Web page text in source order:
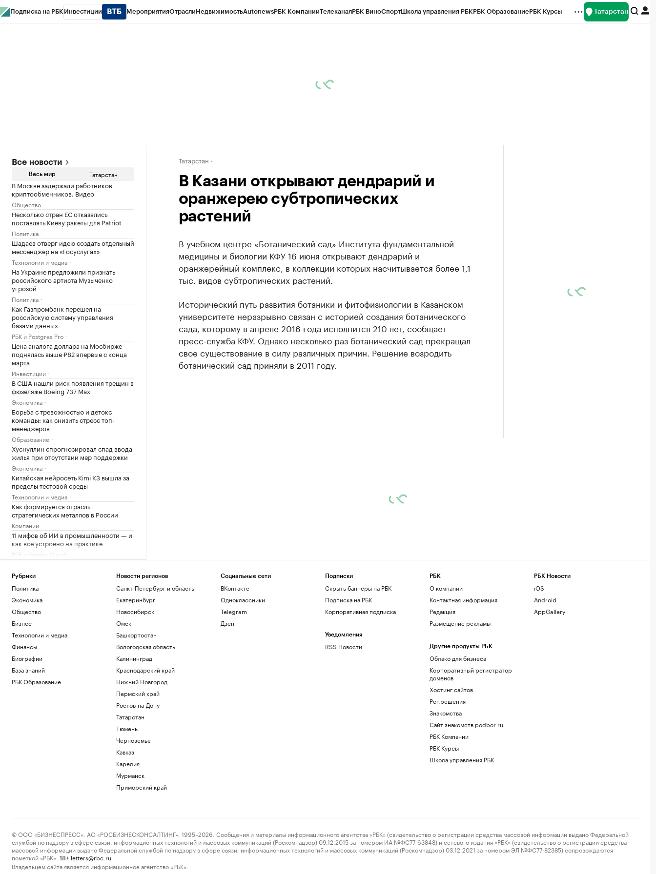
Подписка на РБК Инвестиции МероприятияОтраслиНедвижимостьAutonewsРБК КомпанииТелеканалРБК ВиноСпортШкола управления РБКРБК ОбразованиеРБК Курсы Татарстан
Все новости
Весь мир Татарстан
В Москве задержали работников
криптообменников. Видео
Общество
Несколько стран ЕС отказались
поставлять Киеву ракеты для Patriot
Политика
Шадаев отверг идею создать отдельный
мессенджер на «Госуслугах»
Технологии и медиа
На Украине предложили признать
российского артиста Музыченко
угрозой
Политика
Как Газпромбанк перешел на
российскую систему управления
базами данных
РБК и Postgres Pro
Цена аналога доллара на Мосбирже
поднялась выше ₽82 впервые с конца
марта
Инвестиции
В США нашли риск появления трещин в
фюзеляже Boeing 737 Max
Экономика
Борьба с тревожностью и детокс
команды: как снизить стресс топ-
менеджеров
Образование
Хуснуллин спрогнозировал спад ввода
жилья при отсутствии мер поддержки
Экономика
Китайская нейросеть Kimi K3 вышла за
пределы тестовой среды
Технологии и медиа
Как формируется отрасль
стратегических металлов в России
Компании
11 мифов об ИИ в промышленности — и
как все устроено на практике
РБК и Yandex Cloud
получать эту степень
Что известно об атаках БПЛА на
регионы России. Главное к 7 августа
Политика
В Саудовской Аравии заподозрили
Политика
Задержание сотрудников
криптообменников из «Москва-Сити».
Видео
Общество
Как мы ездили в Южную Корею за
WSJ рассказала, как утечки о нехватке
Глава Тувы Ховалыг включил Нарусову в
список кандидатов в Совет Федерации
Татарстан
В Казани открывают дендрарий и
оранжерею субтропических
растений
В учебном центре «Ботанический сад» Института фундаментальной
медицины и биологии КФУ 16 июня открывают дендрарий и
оранжерейный комплекс, в коллекции которых насчитывается более 1,1
тыс. видов субтропических растений.
Исторический путь развития ботаники и фитофизиологии в Казанском
университете неразрывно связан с историей создания ботанического
сада, которому в апреле 2016 года исполнится 210 лет, сообщает
пресс-служба КФУ. Однако несколько раз ботанический сад прекращал
свое существование в силу различных причин. Решение возродить
ботанический сад приняли в 2011 году.
Рубрики
Политика
Экономика
Общество
Бизнес
Технологии и медиа
Финансы
Биографии
База знаний
РБК Образование
Новости регионов
Санкт-Петербург и область
Екатеринбург
Новосибирск
Омск
Башкортостан
Вологодская область
Калининград
Краснодарский край
Нижний Новгород
Пермский край
Ростов-на-Дону
Татарстан
Тюмень
Черноземье
Кавказ
Карелия
Мурманск
Приморский край
Социальные сети
ВКонтакте
Одноклассники
Telegram
Дзен
Подписки
Скрыть баннеры на РБК
Подписка на РБК
Корпоративная подписка
Уведомления
RSS Новости
РБК
О компании
Контактная информация
Редакция
Размещение рекламы
Другие продукты РБК
Облако для бизнеса
Корпоративный регистратор
доменов
Хостинг сайтов
Рег.решения
Знакомства
Сайт знакомств podbor.ru
РБК Компании
РБК Курсы
Школа управления РБК
РБК Новости
iOS
Android
AppGallery
© ООО «БИЗНЕСПРЕСС», АО «РОСБИЗНЕСКОНСАЛТИНГ», 1995–2026. Сообщения и материалы информационного агентства «РБК» (свидетельство о регистрации средства массовой информации выдано Федеральной
службой по надзору в сфере связи, информационных технологий и массовых коммуникаций (Роскомнадзор) 09.12.2015 за номером ИА №ФС77-63848) и сетевого издания «РБК» (свидетельство о регистрации средства
массовой информации выдано Федеральной службой по надзору в сфере связи, информационных технологий и массовых коммуникаций (Роскомнадзор) 03.12.2021 за номером ЭЛ №ФС77-82385) сопровождаются
пометкой «РБК».
18+ letters@rbc.ru
Владельцем сайта является информационное агентство «РБК».